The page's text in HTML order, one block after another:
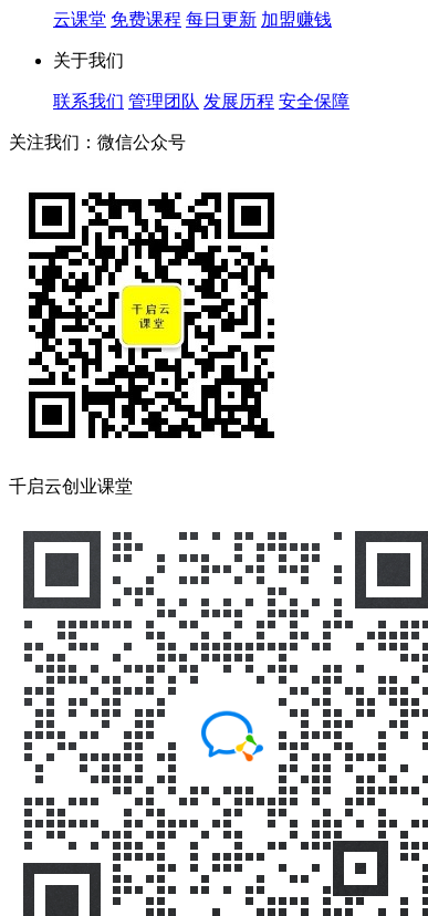
云课堂 免费课程 每日更新 加盟赚钱
关于我们
联系我们 管理团队 发展历程 安全保障
关注我们：微信公众号
千启云创业课堂